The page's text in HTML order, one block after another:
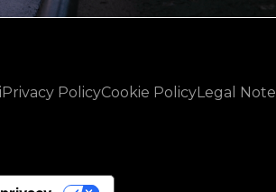
Privacy PolicyCookie PolicyLegal Note